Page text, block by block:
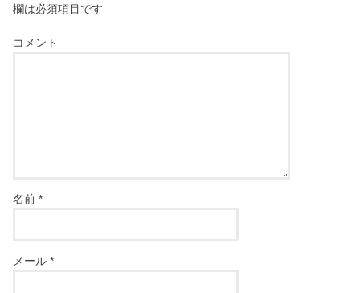
欄は必須項目です
コメント
名前*
メール*